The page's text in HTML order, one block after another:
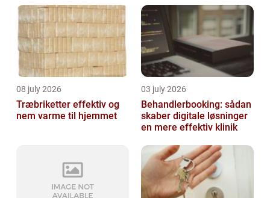
08 july 2026
Træbriketter effektiv og
nem varme til hjemmet
03 july 2026
Behandlerbooking: sådan
skaber digitale løsninger
en mere effektiv klinik